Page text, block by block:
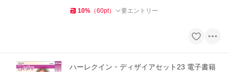
10% （60pt） 要エントリー
ハーレクイン・ディザイアセット23 電子書籍